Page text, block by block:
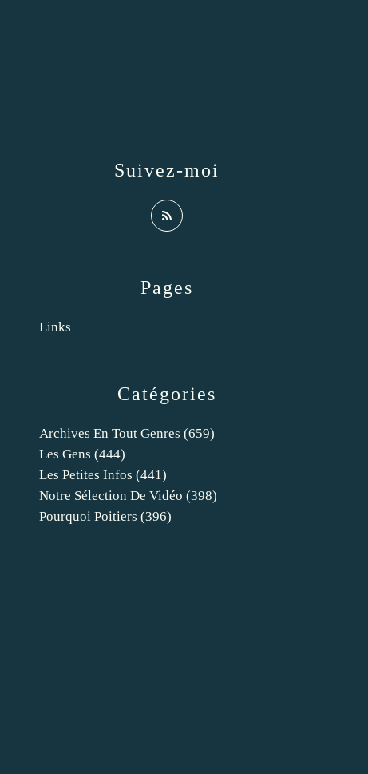
Catégories
Archives En Tout Genres (659)
Les Gens (444)
Les Petites Infos (441)
Notre Sélection De Vidéo (398)
Pourquoi Poitiers (396)
Pages
Links
Suivez-moi